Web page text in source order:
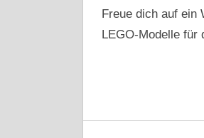
Freue dich auf ein
LEGO-Modelle für
2026